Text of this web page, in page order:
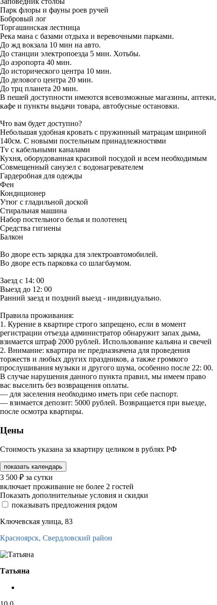
Парк флоры и фауны роев ручей
Бобровый лог
Торгашинская лестница
Река мана с базами отдыха и веревочными парками.
До жд вокзала 10 мин на авто.
До станции электропоезда 5 мин. Хотьбы.
До аэропорта 40 мин.
До исторического центра 10 мин.
До делового центра 20 мин.
До трц планета 20 мин.
В пешей доступности имеются всевозможные магазины, аптеки,
кафе и пункты выдачи товара, автобусные остановки.
Что вам будет доступно?
Небольшая удобная кровать с пружинный матрацам шириной
140см. С новыми постельным принадлежностями
Тv с кабельными каналами
Кухня, оборудованная красивой посудой и всем необходимым
Совмещенный санузел с водонагревателем
Гардеробная для одежды
Фен
Кондиционер
Утюг с гладильной доской
Стиральная машина
Набор постельного белья и полотенец
Средства гигиены
Балкон
Во дворе есть зарядка для электроавтомобилей.
Во дворе есть парковка со шлагбаумом.
Заезд с 14: 00
Выезд до 12: 00
Ранний заезд и поздний выезд - индивидуально.
Правила проживания:
1. Курение в квартире строго запрещено, если в момент
регистрации отъезда администратор обнаружит запах дыма,
взимается штраф 2000 рублей. Использование кальяна и свечей
2. Внимание: квартира не предназначена для проведения
торжеств и любых других праздников, а также громкого
прослушивания музыки и другого шума, особенно после 22: 00.
В случае нарушения данного пункта правил, мы имеем право
вас выселить без возвращения оплаты.
— для заселения необходимо иметь при себе паспорт.
— взимается депозит: 5000 рублей. Возвращается при выезде,
после осмотра квартиры.
Цены
Стоимость указана за квартиру целиком в рублях РФ
показать календарь
3 500 ₽ за сутки
включает проживание не более 2 гостей
Показать дополнительные условия и скидки
показывать предложения рядом
Ключевская улица, 83
Красноярск, Свердловский район
Татьяна